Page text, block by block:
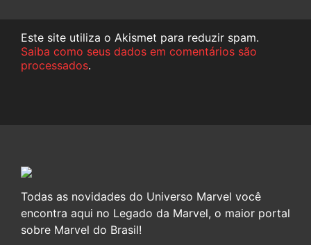
Este site utiliza o Akismet para reduzir spam.
Saiba como seus dados em comentários são
processados.
Todas as novidades do Universo Marvel você
encontra aqui no Legado da Marvel, o maior portal
sobre Marvel do Brasil!